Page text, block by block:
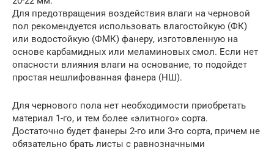
Для предотвращения воздействия влаги на черновой
пол рекомендуется использовать влагостойкую (ФК)
или водостойкую (ФМК) фанеру, изготовленную на
основе карбамидных или меламиновых смол. Если нет
опасности влияния влаги на основание, то подойдет
простая нешлифованная фанера (НШ).
Для чернового пола нет необходимости приобретать
материал 1-го, и тем более «элитного» сорта.
Достаточно будет фанеры 2-го или 3-го сорта, причем не
обязательно брать листы с равнозначными